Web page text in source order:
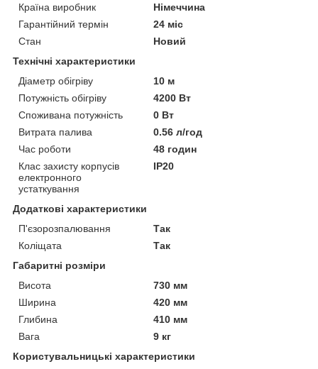
Країна виробник
Німеччина
Гарантійний термін
24 міс
Стан
Новий
Технічні характеристики
Діаметр обігріву
10 м
Потужність обігріву
4200 Вт
Споживана потужність
0 Вт
Витрата палива
0.56 л/год
Час роботи
48 годин
Клас захисту корпусів
електронного
устаткування
IP20
Додаткові характеристики
П'єзорозпалювання
Так
Коліщата
Так
Габаритні розміри
Висота
730 мм
Ширина
420 мм
Глибина
410 мм
Вага
9 кг
Користувальницькі характеристики